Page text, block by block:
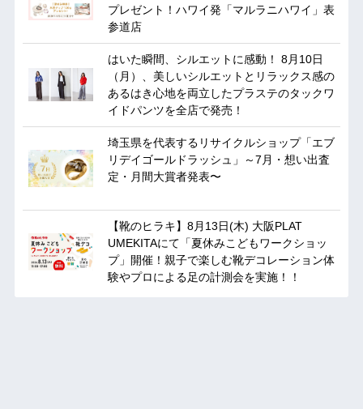
プレゼント！ハワイ発「マルラニハワイ」表
参道店
はいた瞬間、シルエットに感動！ 8月10日
（月）、美しいシルエットとリラックス感の
あるはき心地を両立したプラステのタックワ
イドパンツを全店で発売！
埼玉県を代表するリサイクルショップ「エブ
リデイゴールドラッシュ」～7月・想い出査
定・月間大賞者発表〜
【靴のヒラキ】8月13日(木) 大阪PLAT
UMEKITAにて「夏休みこどもワークショッ
プ」開催！親子で楽しむ靴デコレーション体
験やプロによる足の計測会を実施！！